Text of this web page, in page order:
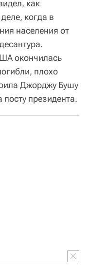
как
когда в
населения от
окончилась
плохо
Джорджу Бушу
президента.